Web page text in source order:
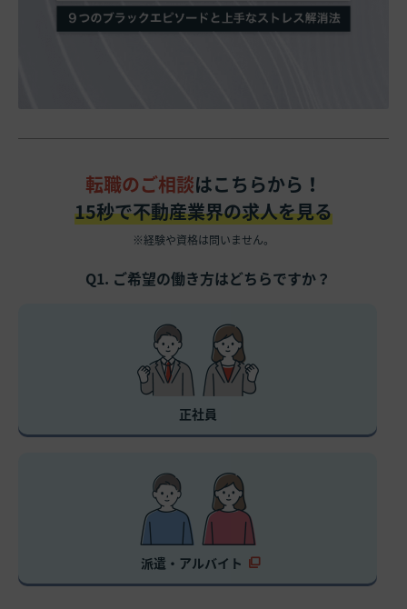
転職のご相談はこちらから！
15秒で不動産業界の求人を見る
※経験や資格は問いません。
Q1. ご希望の働き方はどちらですか？
正社員
派遣・アルバイト